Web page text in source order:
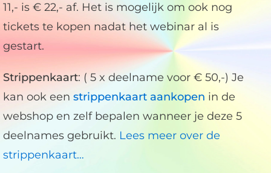
11,- is € 22,- af. Het is mogelijk om ook nog
tickets te kopen nadat het webinar al is
gestart.
Strippenkaart: ( 5 x deelname voor € 50,-) Je
kan ook een strippenkaart aankopen in de
webshop en zelf bepalen wanneer je deze 5
deelnames gebruikt. Lees meer over de
strippenkaart…